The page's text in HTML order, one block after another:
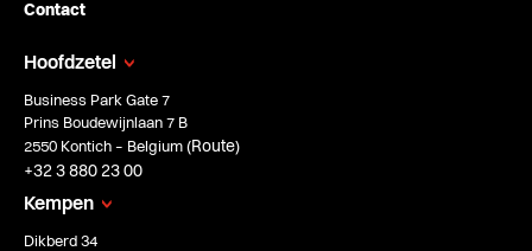
Contact
Hoofdzetel
Business Park Gate 7
Prins Boudewijnlaan 7 B
2550 Kontich – Belgium (Route)
+32 3 880 23 00
Kempen
Dikberd 34